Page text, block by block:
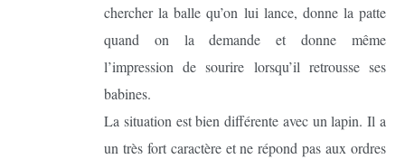
chercher la balle qu’on lui lance, donne la patte
quand on la demande et donne même
l’impression de sourire lorsqu’il retrousse ses
babines.
La situation est bien différente avec un lapin. Il a
un très fort caractère et ne répond pas aux ordres